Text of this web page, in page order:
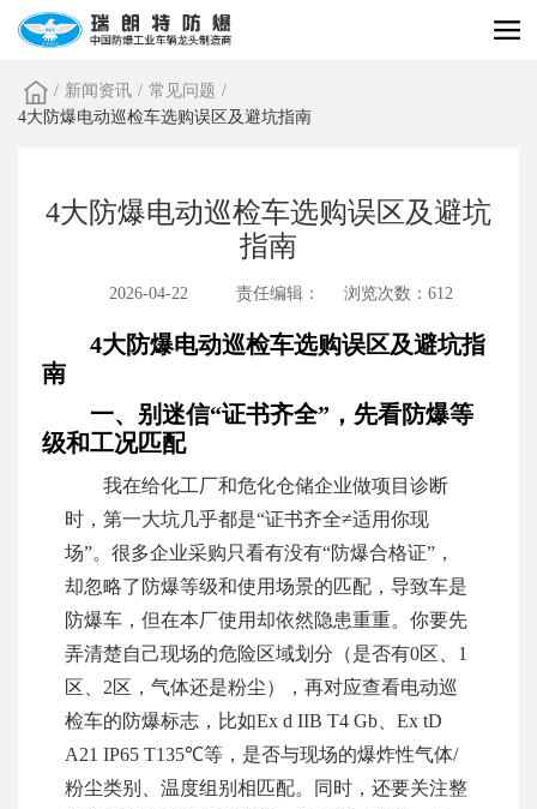
/ 新闻资讯 / 常见问题 /
4大防爆电动巡检车选购误区及避坑指南
4大防爆电动巡检车选购误区及避坑
指南
2026-04-22 责任编辑： 浏览次数：612
4大防爆电动巡检车选购误区及避坑指
南
一、别迷信“证书齐全”，先看防爆等
级和工况匹配
我在给化工厂和危化仓储企业做项目诊断
时，第一大坑几乎都是“证书齐全≠适用你现
场”。很多企业采购只看有没有“防爆合格证”，
却忽略了防爆等级和使用场景的匹配，导致车是
防爆车，但在本厂使用却依然隐患重重。你要先
弄清楚自己现场的危险区域划分（是否有0区、1
区、2区，气体还是粉尘），再对应查看电动巡
检车的防爆标志，比如Ex d IIB T4 Gb、Ex tD
A21 IP65 T135℃等，是否与现场的爆炸性气体/
粉尘类别、温度组别相匹配。同时，还要关注整